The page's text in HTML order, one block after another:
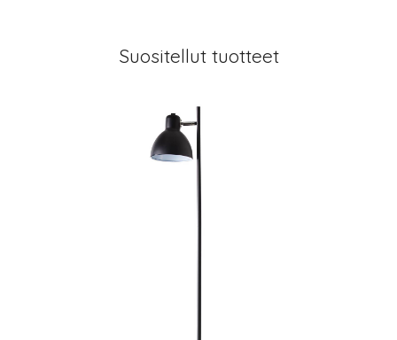
Suositellut tuotteet